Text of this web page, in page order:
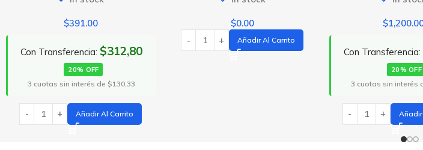
$0.00 $1,200.00
Con Transferencia:$960,00
$
Con
20%
3 cuotas sin